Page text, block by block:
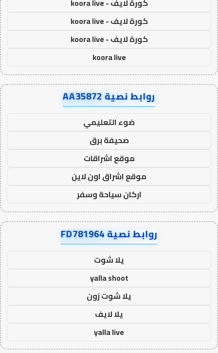
كورة لايف - koora live
كورة لايف - koora live
كورة لايف - koora live
koora live
روابط نصية AA35872
ضوء التعليمي
صحيفة برق
موقع اشراقات
موقع اشراق اون لاين
اركان سياحة وسفر
روابط نصية FD781964
يلا شوت
yalla shoot
يلا شوت زون
يلا لايف
yalla live